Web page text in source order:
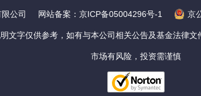
限公司 网站备案：京ICP备05004296号-1 京
文字仅供参考，如有与本公司相关公告及基金法律
市场有风险，投资需谨慎